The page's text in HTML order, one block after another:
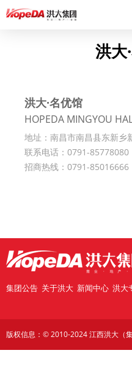
洪大
洪大·名优馆
HOPEDA MINGYOU
地址：南昌市南昌县东新乡
联系电话：0791-85778080
招商热线：0791-85016666
集团公告 关于洪大 新闻中心 洪大
版权信息：© 2010-2024 江西洪大（